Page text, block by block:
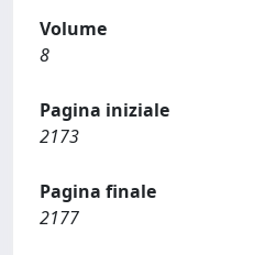
Volume
8
Pagina iniziale
2173
Pagina finale
2177